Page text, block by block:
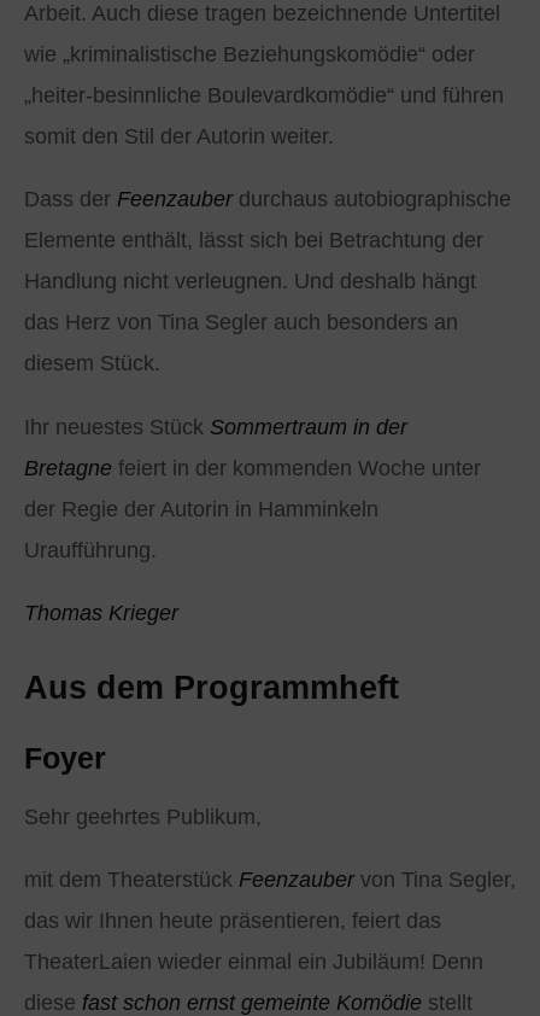
Arbeit. Auch diese tragen bezeichnende Untertitel
wie „kriminalistische Beziehungskomödie“ oder
„heiter-besinnliche Boulevardkomödie“ und führen
somit den Stil der Autorin weiter.
Dass der Feenzauber durchaus autobiographische
Elemente enthält, lässt sich bei Betrachtung der
Handlung nicht verleugnen. Und deshalb hängt
das Herz von Tina Segler auch besonders an
diesem Stück.
Ihr neuestes Stück Sommertraum in der
Bretagne feiert in der kommenden Woche unter
der Regie der Autorin in Hamminkeln
Uraufführung.
Thomas Krieger
Aus dem Programmheft
Foyer
Sehr geehrtes Publikum,
mit dem Theaterstück Feenzaubervon Tina Segler,
das wir Ihnen heute präsentieren, feiert das
TheaterLaien wieder einmal ein Jubiläum! Denn
diese fast schon ernst gemeinte Komödie stellt